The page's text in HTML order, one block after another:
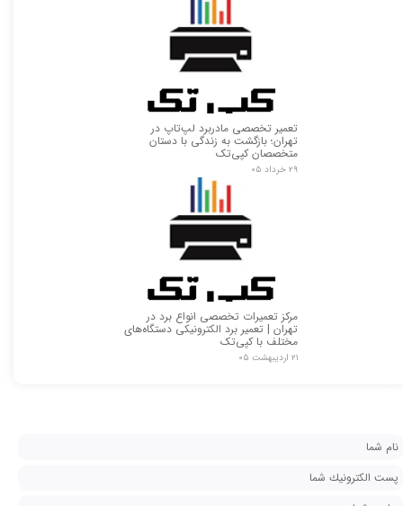
تعمیر تخصصی مادربرد لپ‌تاپ در
تهران؛ بازگشت به زندگی با دستان
متخصصان کپی‌تک
۲۹ خرداد ۰۵
مرکز تعمیرات تخصصی انواع برد در
تهران | تعمیر برد الکترونیکی دستگاه‌های
مختلف با کپی‌تک
۲۱ اردیبهشت ۰۵